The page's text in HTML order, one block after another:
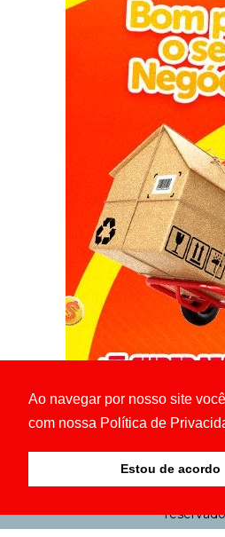
Ao navegar por nosso site
com nossa Política de
Estou de acordo
© Copyright 2026 - GIRO